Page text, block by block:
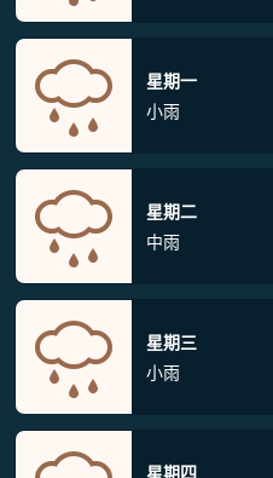
星期一
小雨
星期二
中雨
星期三
小雨
星期四